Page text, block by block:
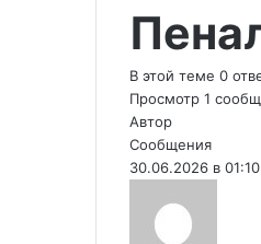
В этой теме 0
Просмотр 1
Автор
Сообщения
30.06.2026 в 01:10